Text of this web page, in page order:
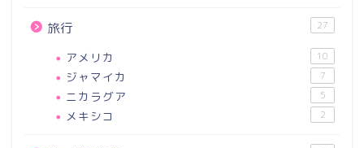
旅行 27
アメリカ 10
ジャマイカ 7
ニカラグア 5
メキシコ 2